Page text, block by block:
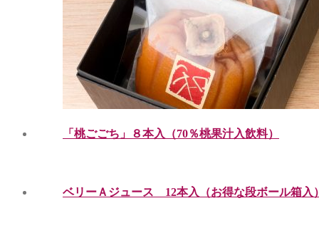
「桃ごごち」８本入（70％桃果汁入飲料）
ベリーＡジュース 12本入（お得な段ボール箱入